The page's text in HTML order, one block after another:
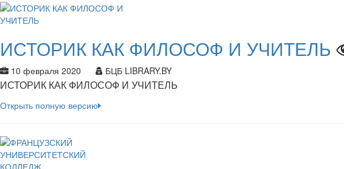
ИСТОРИК КАК ФИЛОСОФ И УЧИТЕЛЬ
10 февраля 2020 БЦБ LIBRARY.BY
ИСТОРИК КАК ФИЛОСОФ И УЧИТЕЛЬ
Открыть полную версию